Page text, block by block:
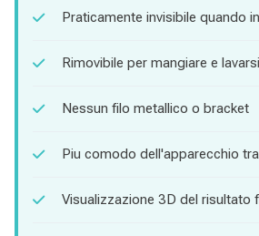
Praticamente invisibile quando
Rimovibile per mangiare e
Nessun filo metallico o bracket
Piu comodo dell'apparecchio
Visualizzazione 3D del risultato